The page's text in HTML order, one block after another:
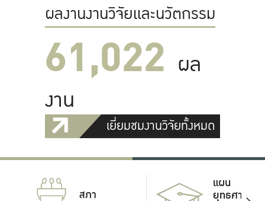
ผลงานงานวิจัยและนวัตกรรม
61,022 ผล
งาน
เยี่ยมชมงานวิจัยทั้งหมด
สภา
แผน
ยุทธศาสตร์